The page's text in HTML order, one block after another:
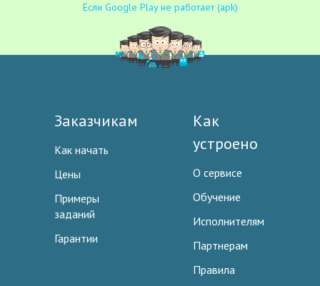
Если Google Play не работает (apk)
Заказчикам
Как начать
Цены
Примеры
заданий
Гарантии
Как
устроено
О сервисе
Обучение
Исполнителям
Партнерам
Правила